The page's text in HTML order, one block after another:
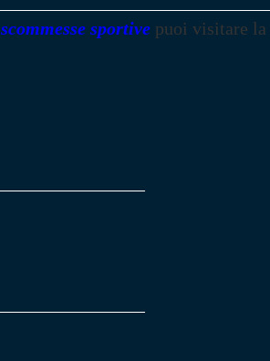
scommesse sportive puoi visitare la